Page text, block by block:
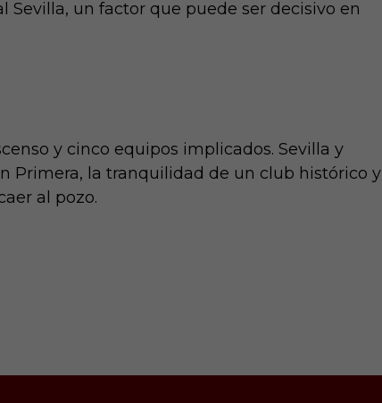
Sevilla, un factor que puede ser decisivo en
y cinco equipos implicados. Sevilla y
Primera, la tranquilidad de un club histórico y
al pozo.